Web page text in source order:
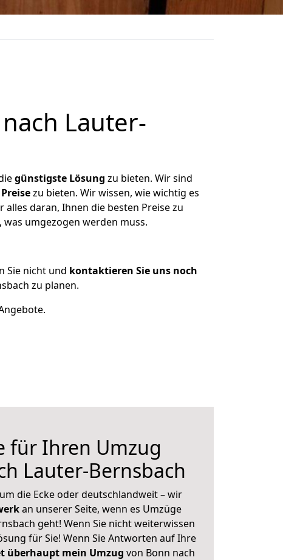
Lauter-
günstigste Lösung zu bieten. Wir sind
zu bieten. Wir wissen, wie wichtig es
daran, Ihnen die besten Preise zu
umgezogen werden muss.
Sie nicht und kontaktieren Sie uns noch
zu planen.
für Ihren Umzug
Lauter-Bernsbach
die Ecke oder deutschlandweit – wir
an unserer Seite, wenn es Umzüge
geht! Wenn Sie nicht weiterwissen
für Sie! Wenn Sie Antworten auf Ihre
überhaupt mein Umzug von Bonn nach